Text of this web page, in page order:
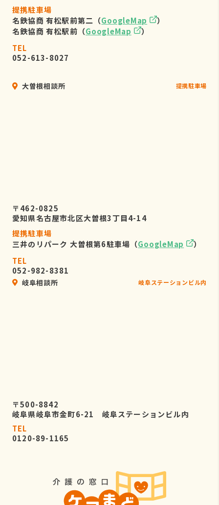
提携駐車場
名鉄協商 有松駅前第二（GoogleMap
）
名鉄協商 有松駅前（GoogleMap
）
TEL
052-613-8027
大曽根相談所 提携駐車場
〒462-0825
愛知県名古屋市北区大曽根3丁目4-14
提携駐車場
三井のリパーク 大曽根第6駐車場（GoogleMap
）
TEL
052-982-8381
岐阜相談所 岐阜ステーションビル内
〒500-8842
岐阜県岐阜市金町6-21 岐阜ステーションビル内
TEL
0120-89-1165